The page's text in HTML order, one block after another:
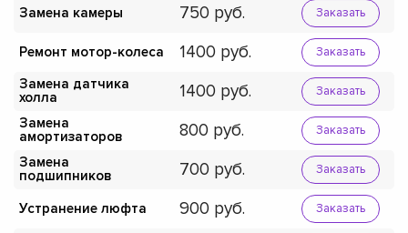
Замена камеры 750 Заказать
Ремонт мотор-колеса 1400 Заказать
Замена датчика
холла
1400 Заказать
Замена
амортизаторов
800 Заказать
Замена
подшипников
700 Заказать
Устранение люфта 900 Заказать